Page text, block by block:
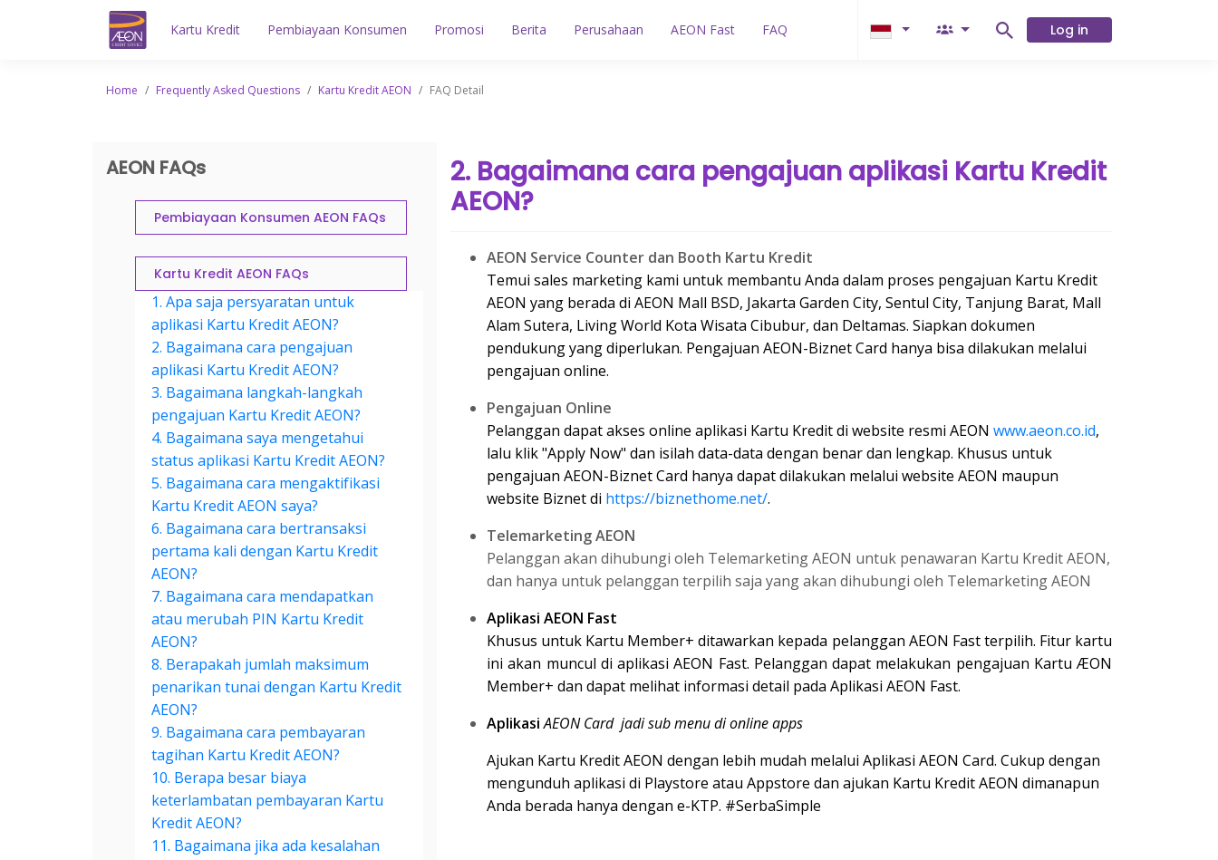
Kartu Kredit Pembiayaan Konsumen Promosi Berita Perusahaan AEON Fast FAQ Log in
Home / Frequently Asked Questions / Kartu Kredit AEON / FAQ Detail
AEON FAQs
Pembiayaan Konsumen AEON FAQs
Kartu Kredit AEON FAQs
1. Apa saja persyaratan untuk
aplikasi Kartu Kredit AEON?
2. Bagaimana cara pengajuan
aplikasi Kartu Kredit AEON?
3. Bagaimana langkah-langkah
pengajuan Kartu Kredit AEON?
4. Bagaimana saya mengetahui
status aplikasi Kartu Kredit AEON?
5. Bagaimana cara mengaktifikasi
Kartu Kredit AEON saya?
6. Bagaimana cara bertransaksi
pertama kali dengan Kartu Kredit
AEON?
7. Bagaimana cara mendapatkan
atau merubah PIN Kartu Kredit
AEON?
8. Berapakah jumlah maksimum
penarikan tunai dengan Kartu Kredit
AEON?
9. Bagaimana cara pembayaran
tagihan Kartu Kredit AEON?
10. Berapa besar biaya
keterlambatan pembayaran Kartu
Kredit AEON?
11. Bagaimana jika ada kesalahan
2. Bagaimana cara pengajuan aplikasi Kartu Kredit
AEON?
AEON Service Counter dan Booth Kartu Kredit
Temui sales marketing kami untuk membantu Anda dalam proses pengajuan Kartu Kredit
AEON yang berada di AEON Mall BSD, Jakarta Garden City, Sentul City, Tanjung Barat, Mall
Alam Sutera, Living World Kota Wisata Cibubur, dan Deltamas. Siapkan dokumen
pendukung yang diperlukan. Pengajuan AEON-Biznet Card hanya bisa dilakukan melalui
pengajuan online.
Pengajuan Online
Pelanggan dapatakses online aplikasi Kartu Kredit di website resmi AEON www.aeon.co.id,
lalu klik "Apply Now" dan isilah data-data dengan benardan lengkap. Khusus untuk
pengajuan AEON-Biznet Card hanya dapatdilakukan melalui website AEON maupun
website Biznet di https://biznethome.net/.
Telemarketing AEON
Pelanggan akan dihubungi oleh Telemarketing AEON untuk penawaran Kartu Kredit AEON,
dan hanya untuk pelanggan terpilih saja yang akan dihubungi oleh Telemarketing AEON
Aplikasi AEON Fast
Khusus untuk Kartu Member+ ditawarkan kepada pelanggan AEON Fast terpilih. Fitur kartu
ini akan muncul di aplikasi AEON Fast. Pelanggan dapat melakukan pengajuan Kartu ÆON
Member+ dan dapat melihat informasi detail pada Aplikasi AEON Fast.
Aplikasi AEON Card jadi sub menu di online apps
Ajukan Kartu Kredit AEON dengan lebih mudah melalui Aplikasi AEON Card. Cukup dengan
mengunduh aplikasi di Playstore atau Appstore dan ajukan Kartu Kredit AEON dimanapun
Anda berada hanya dengan e-KTP. #SerbaSimple